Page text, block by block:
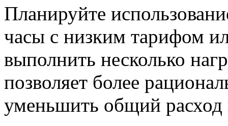
Планируйте
часы с низким тарифом
выполнить несколько
позволяет более
уменьшить общий расход